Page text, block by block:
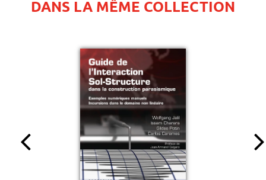
DANS LA MÊME COLLECTION